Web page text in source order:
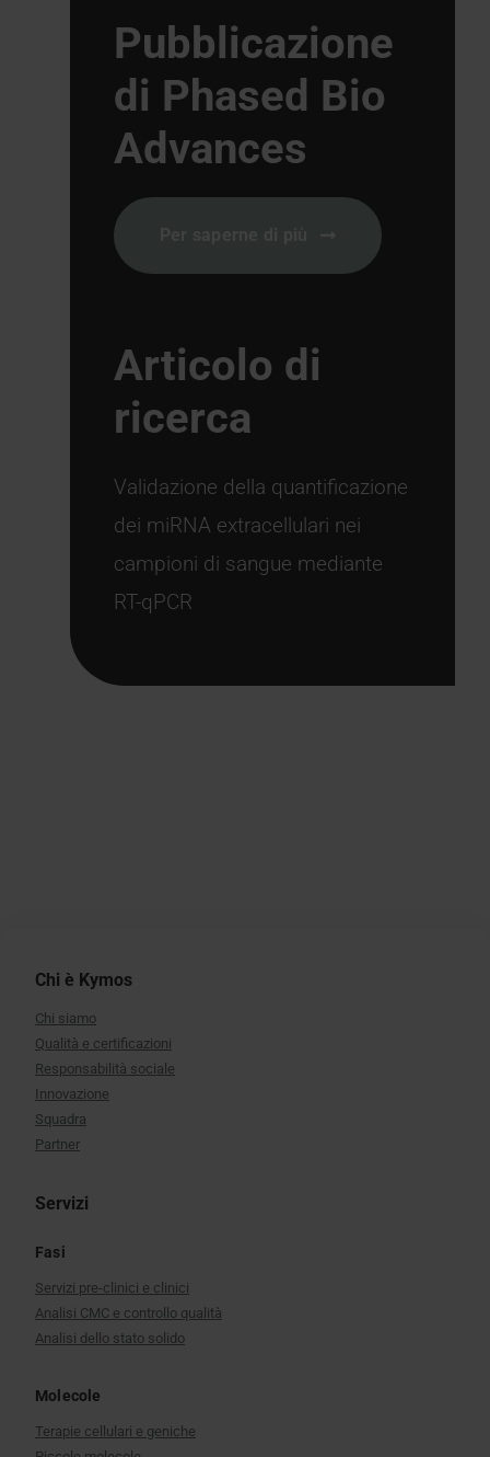
Pubblicazione
di Phased Bio
Advances
Articolo di
ricerca
Validazione della quantificazione
dei miRNA extracellulari nei
campioni di sangue mediante
RT-qPCR
Chi è Kymos
Chi siamo
Qualità e certificazioni
Responsabilità sociale
Innovazione
Squadra
Partner
Servizi
Fasi
Servizi pre-clinici e clinici
Analisi CMC e controllo qualità
Analisi dello stato solido
Molecole
Terapie cellulari e geniche